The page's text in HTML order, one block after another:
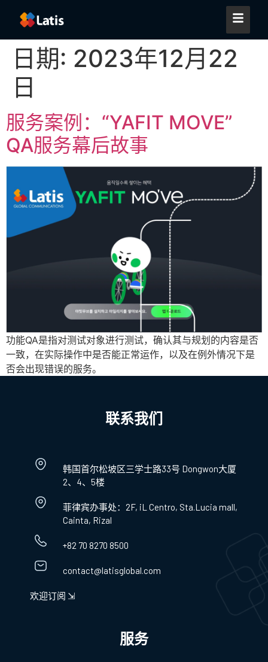
日期: 2023年12月22
日
服务案例：“YAFIT MOVE”
QA服务幕后故事
功能QA是指对测试对象进行测试，确认其与规划的内容是否
一致，在实际操作中是否能正常运作，以及在例外情况下是
否会出现错误的服务。
联系我们
韩国首尔松坡区三学士路33号 Dongwon大厦
2、4、5楼
菲律宾办事处：2F, iL Centro, Sta.Lucia mall,
Cainta, Rizal
+82 70 8270 8500
contact@latisglobal.com
欢迎订阅 ⇲
服务